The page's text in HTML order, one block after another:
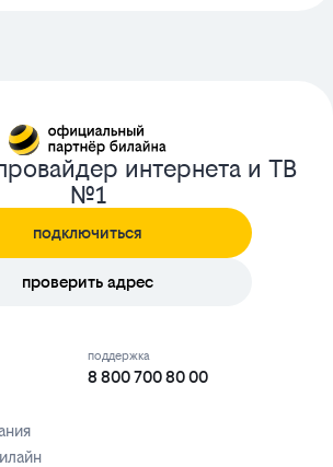
интернета и ТВ
№1
подключиться
проверить адрес
поддержка
8 800 700 80 00